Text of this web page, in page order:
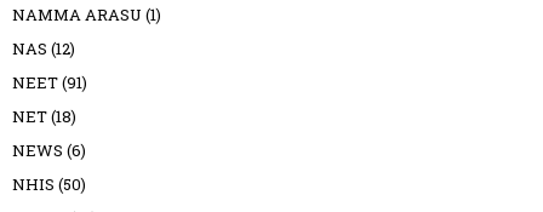
NAMMA ARASU (1)
NAS (12)
NEET(91)
NET(18)
NEWS (6)
NHIS (50)